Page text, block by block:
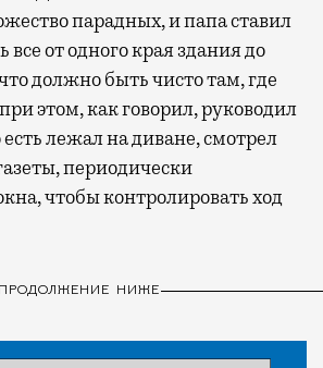
парадных, и папа ставил
все от одного края здания до
должно быть чисто там, где
этом, как говорил, руководил
лежал на диване, смотрел
периодически
чтобы контролировать ход
НИЖЕ